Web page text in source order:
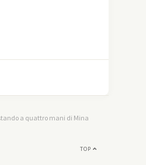
a quattro mani di Mina
TOP